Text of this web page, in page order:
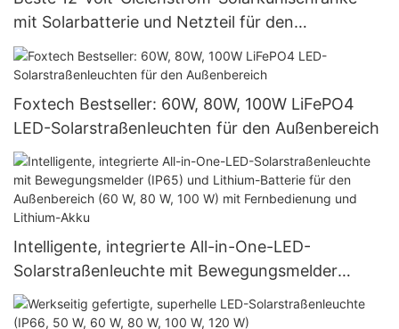
mit Solarbatterie und Netzteil für den
Hausgebrauch – Fabrikpreis – Foxtech Solar
Foxtech Bestseller: 60W, 80W, 100W LiFePO4
LED-Solarstraßenleuchten für den Außenbereich
Intelligente, integrierte All-in-One-LED-
Solarstraßenleuchte mit Bewegungsmelder
(IP65) und Lithium-Batterie für den
Außenbereich (60 W, 80 W, 100 W) mit